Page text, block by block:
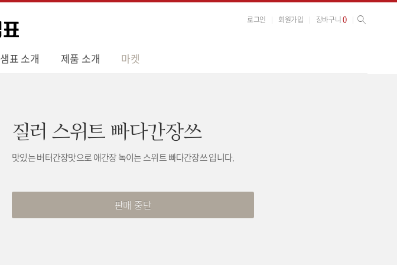
샘표 소개 제품 소개 마켓
로그인 회원가입 장바구니0 사이트 검색
질러 스위트 빠다간장쓰
맛있는 버터간장맛으로 애간장 녹이는 스위트 빠다간장쓰 입니다.
판매 중단